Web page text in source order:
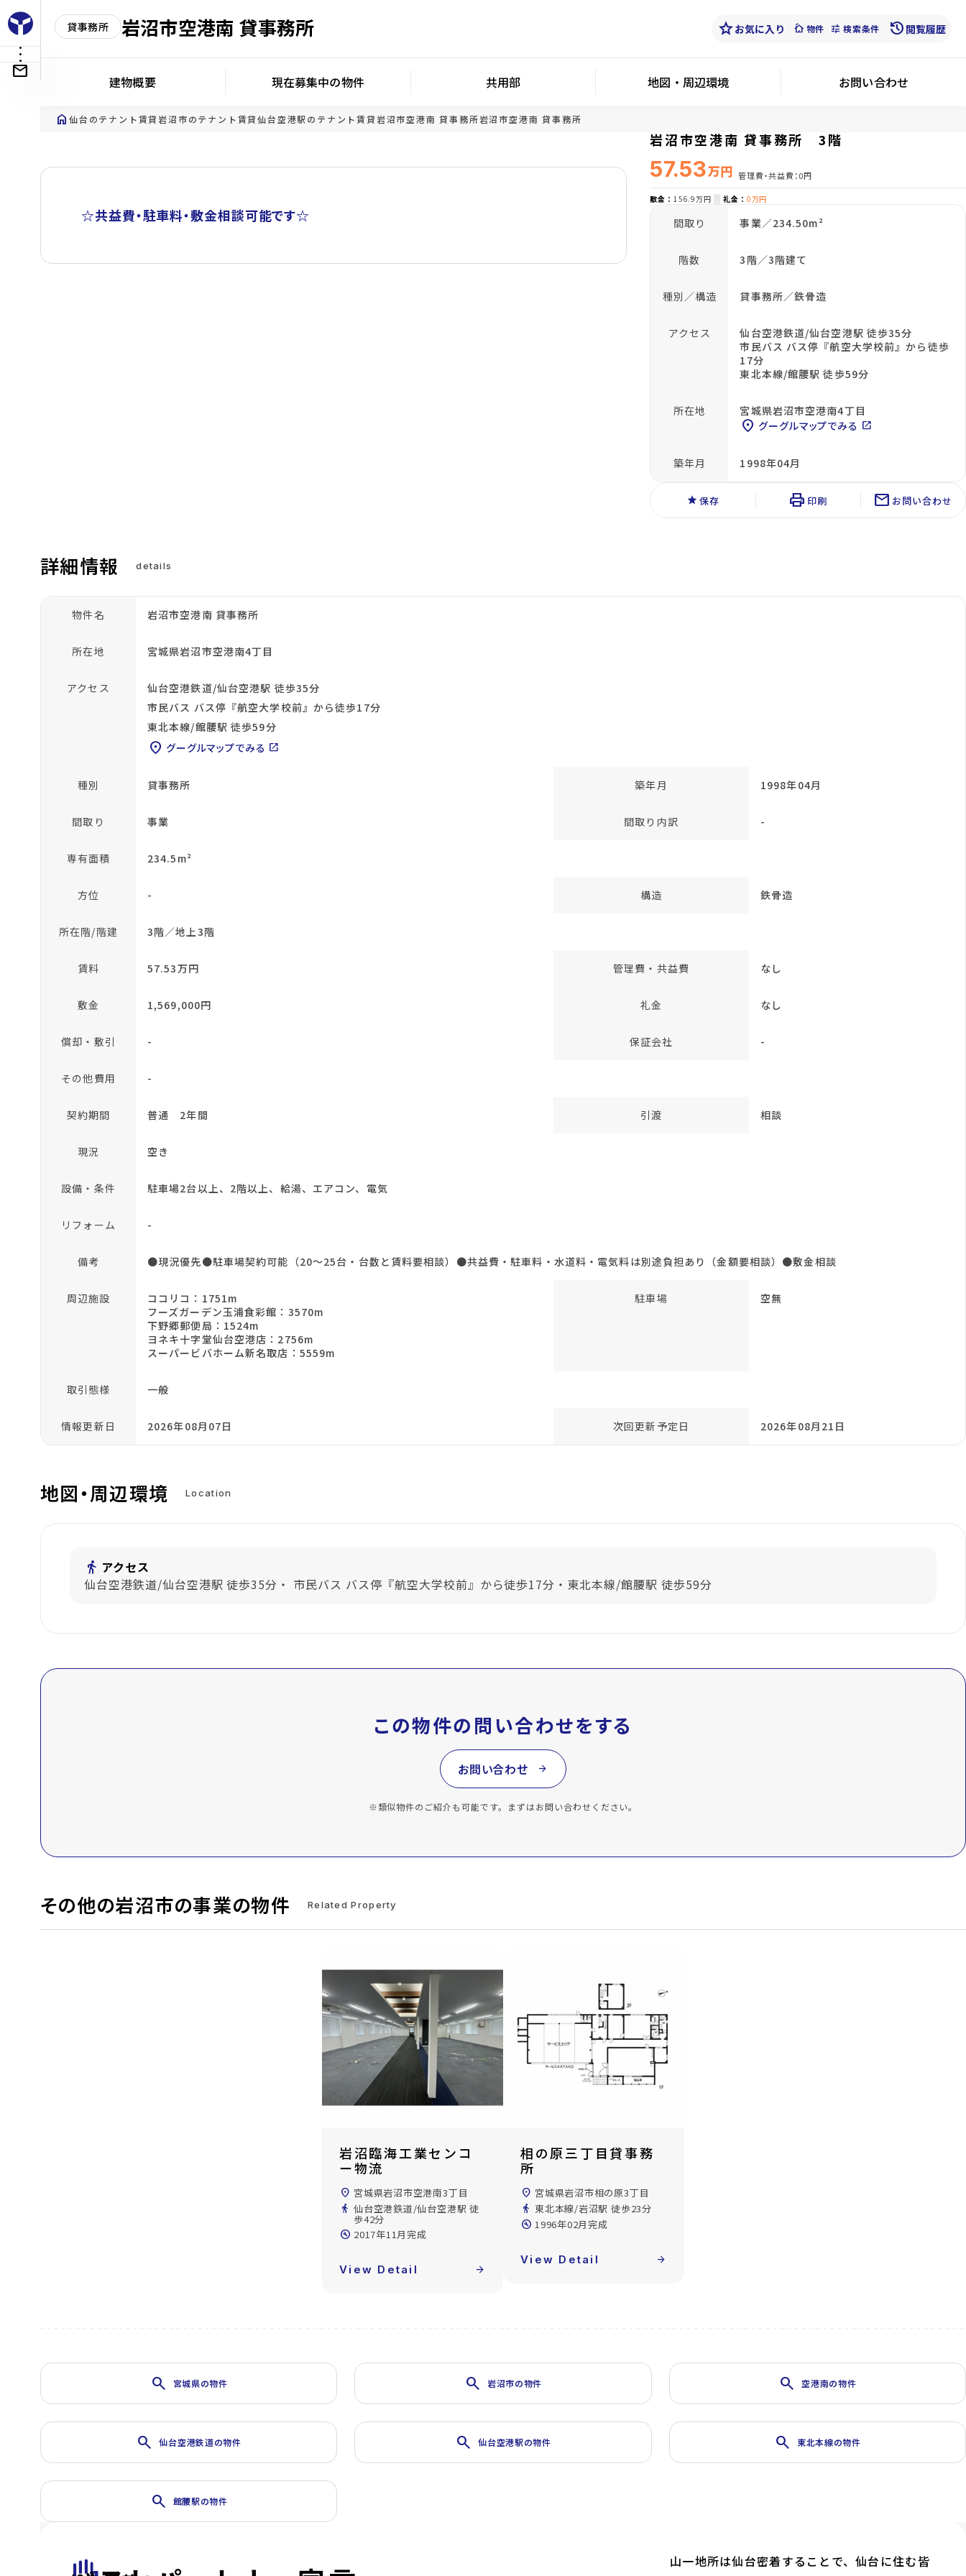
貸事務所 岩沼市空港南 貸事務所 starお気に入り cottage物件 tune 検索条件 history 閲覧履歴
建物概要 現在募集中の物件 共用部 地図・周辺環境 お問い合わせ
home 仙台のテナント賃貸岩沼市のテナント賃貸仙台空港駅のテナント賃貸岩沼市空港南 貸事務所岩沼市空港南 貸事務所
岩沼市空港南 貸事務所 3階
57.53万円 管理費・共益費 0円
敷金 156.9万円 礼金 0万円
間取り 事業／234.50m²
階数 3階／3階建て
種別／構造 貸事務所／鉄骨造
アクセス
仙台空港鉄道/仙台空港駅 徒歩35分
市民バス バス停『航空大学校前』から徒歩
17分
東北本線/館腰駅 徒歩59分
所在地 宮城県岩沼市空港南4丁目
location_on グーグルマップでみる open_in_new
築年月 1998年04月
star 保存 print 印刷 mail お問い合わせ
☆共益費・駐車料・敷金相談可能です☆
詳細情報 details
物件名 岩沼市空港南 貸事務所
所在地 宮城県岩沼市空港南4丁目
アクセス
仙台空港鉄道/仙台空港駅 徒歩35分
市民バス バス停『航空大学校前』から徒歩17分
東北本線/館腰駅 徒歩59分
location_on グーグルマップでみる open_in_new
種別 貸事務所 築年月 1998年04月
間取り 事業 間取り内訳 -
専有面積 234.5m²
方位 - 構造 鉄骨造
所在階/階建 3階／地上3階
賃料 57.53万円 管理費・共益費 なし
敷金 1,569,000円 礼金 なし
償却・敷引 - 保証会社 -
その他費用 -
契約期間 普通 2年間 引渡 相談
現況 空き
設備・条件 駐車場2台以上、2階以上、給湯、エアコン、電気
リフォーム -
備考 ●現況優先●駐車場契約可能（20～25台・台数と賃料要相談）●共益費・駐車料・水道料・電気料は別途負担あり（金額要相談）●敷金相談
周辺施設
ココリコ：1751m
フーズガーデン玉浦食彩館：3570m
下野郷郵便局：1524m
ヨネキ十字堂仙台空港店：2756m
スーパービバホーム新名取店：5559m
駐車場 空無
取引態様 一般
情報更新日 2026年08月07日 次回更新予定日 2026年08月21日
地図・周辺環境 Location
directions_walk アクセス
仙台空港鉄道/仙台空港駅 徒歩35分・ 市民バス バス停『航空大学校前』から徒歩17分・東北本線/館腰駅 徒歩59分
この物件の問い合わせをする
お問い合わせ arrow_forward
※類似物件のご紹介も可能です。まずはお問い合わせください。
その他の岩沼市の事業の物件 Related Property
岩沼臨海工業センコ
ー物流
location_on 宮城県岩沼市空港南3丁目
directions_walk 仙台空港鉄道/仙台空港駅 徒
歩42分
build_circle 2017年11月完成
View Detail arrow_forward
相の原三丁目貸事務
所
location_on 宮城県岩沼市相の原3丁目
directions_walk 東北本線/岩沼駅 徒歩23分
build_circle 1996年02月完成
View Detail arrow_forward
search 宮城県の物件 search 岩沼市の物件 search 空港南の物件
search 仙台空港鉄道の物件 search 仙台空港駅の物件 search 東北本線の物件
search 館腰駅の物件
山一地所は仙台密着することで、仙台に住む皆